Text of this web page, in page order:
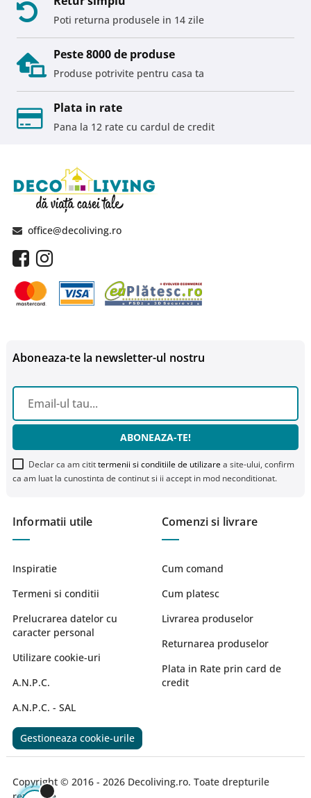
Poti returna produsele in 14 zile
Peste 8000 de produse
Produse potrivite pentru casa ta
Plata in rate
Pana la 12 rate cu cardul de credit
office@decoliving.ro
Informatii utile
Inspiratie
Termeni si conditii
Prelucrarea datelor cu
caracter personal
Utilizare cookie-uri
A.N.P.C.
A.N.P.C. - SAL
Comenzi si livrare
Cum comand
Cum platesc
Livrarea produselor
Returnarea produselor
Plata in Rate prin card de
credit
Aboneaza-te la newsletter-ul nostru
ABONEAZA-TE!
Declar ca am citittermenii si conditiile de utilizarea site-ului, confirm
ca am luat la cunostinta de continut si ii accept in mod neconditionat.
Gestioneaza cookie-urile
Copyright © 2016 - 2026 Decoliving.ro. Toate drepturile